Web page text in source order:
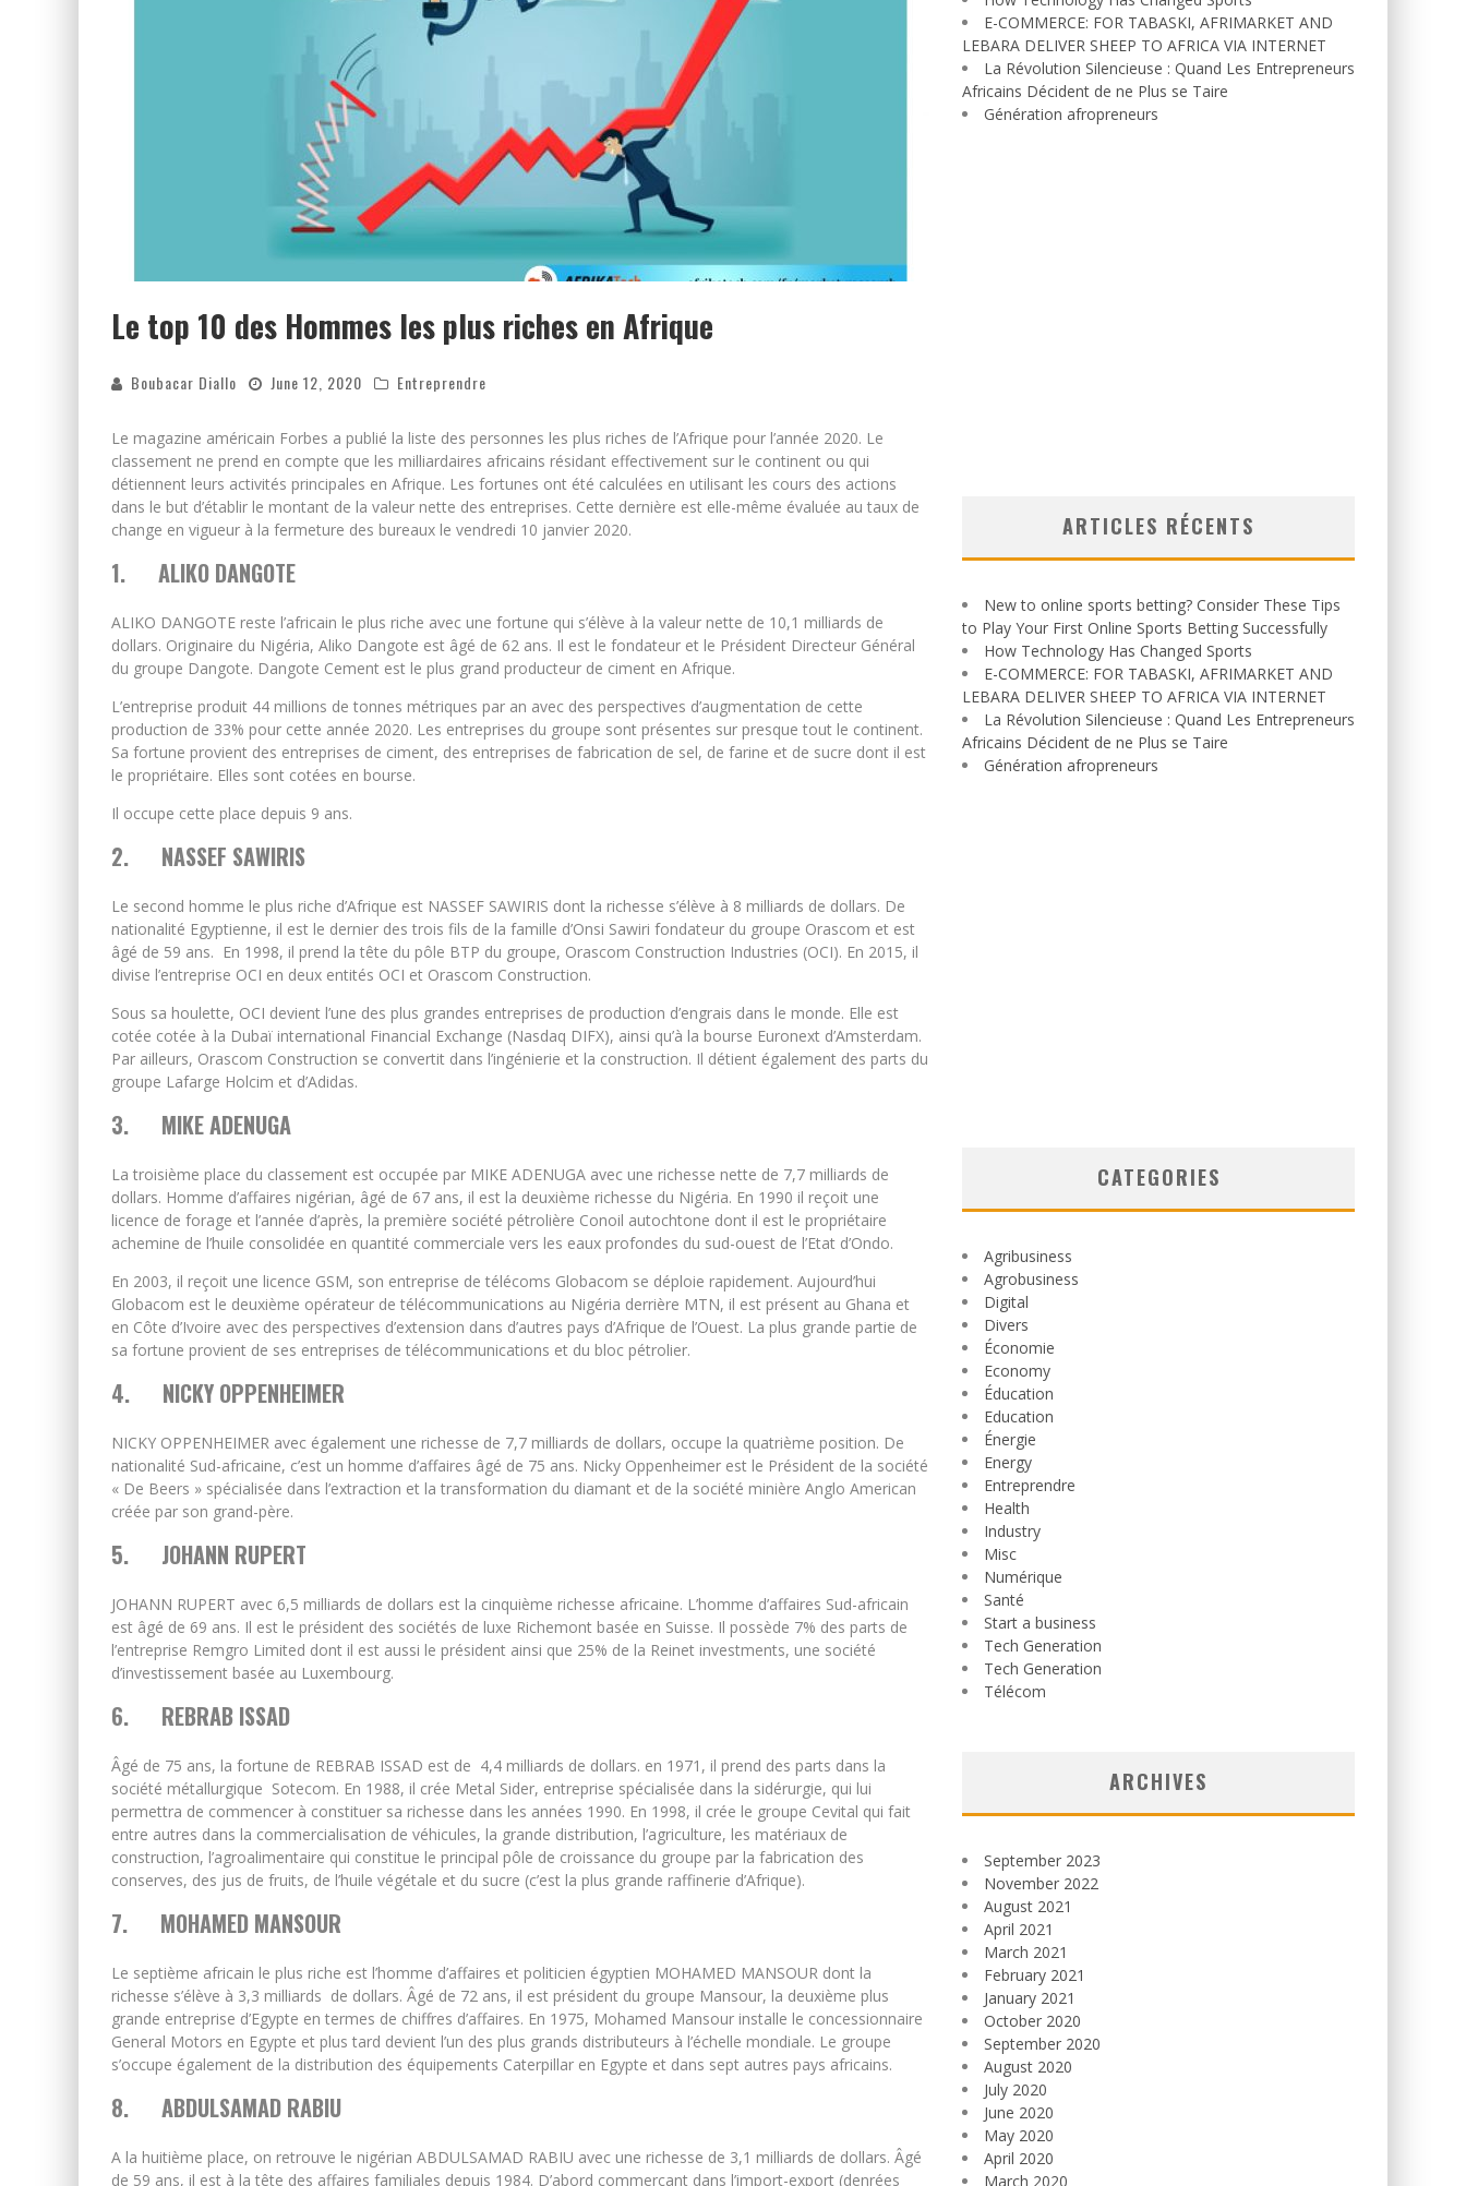
Le top 10 des Hommes les plus riches en Afrique
Boubacar Diallo June 12, 2020 Entreprendre
Le magazine américain Forbes a publié la liste des personnes les plus riches de l’Afrique pour l’année 2020. Le
classement ne prend en compte que les milliardaires africains résidant effectivement sur le continent ou qui
détiennent leurs activités principales en Afrique. Les fortunes ont été calculées en utilisant les cours des actions
dans le but d’établir le montant de la valeur nette des entreprises. Cette dernière est elle-même évaluée au taux de
change en vigueur à la fermeture des bureaux le vendredi 10 janvier 2020.
1. ALIKO DANGOTE
ALIKO DANGOTE reste l’africain le plus riche avec une fortune qui s’élève à la valeur nette de 10,1 milliards de
dollars. Originaire du Nigéria, Aliko Dangote est âgé de 62 ans. Il est le fondateur et le Président Directeur Général
du groupe Dangote. Dangote Cement est le plus grand producteur de ciment en Afrique.
L’entreprise produit 44 millions de tonnes métriques par an avec des perspectives d’augmentation de cette
production de 33% pour cette année 2020. Les entreprises du groupe sont présentes sur presque tout le continent.
Sa fortune provient des entreprises de ciment, des entreprises de fabrication de sel, de farine et de sucre dont il est
le propriétaire. Elles sont cotées en bourse.
Il occupe cette place depuis 9 ans.
2. NASSEF SAWIRIS
Le second homme le plus riche d’Afrique est NASSEF SAWIRIS dont la richesse s’élève à 8 milliards de dollars. De
nationalité Egyptienne, il est le dernier des trois fils de la famille d’Onsi Sawiri fondateur du groupe Orascom et est
âgé de 59 ans. En 1998, il prend la tête du pôle BTP du groupe, Orascom Construction Industries (OCI). En 2015, il
divise l’entreprise OCI en deux entités OCI et Orascom Construction.
Sous sa houlette, OCI devient l’une des plus grandes entreprises de production d’engrais dans le monde. Elle est
cotée cotée à la Dubaï international Financial Exchange (Nasdaq DIFX), ainsi qu’à la bourse Euronext d’Amsterdam.
Par ailleurs, Orascom Construction se convertit dans l’ingénierie et la construction. Il détient également des parts du
groupe Lafarge Holcim et d’Adidas.
3. MIKE ADENUGA
La troisième place du classement est occupée par MIKE ADENUGA avec une richesse nette de 7,7 milliards de
dollars. Homme d’affaires nigérian, âgé de 67 ans, il est la deuxième richesse du Nigéria. En 1990 il reçoit une
licence de forage et l’année d’après, la première société pétrolière Conoil autochtone dont il est le propriétaire
achemine de l’huile consolidée en quantité commerciale vers les eaux profondes du sud-ouest de l’Etat d’Ondo.
En 2003, il reçoit une licence GSM, son entreprise de télécoms Globacom se déploie rapidement. Aujourd’hui
Globacom est le deuxième opérateur de télécommunications au Nigéria derrière MTN, il est présent au Ghana et
en Côte d’Ivoire avec des perspectives d’extension dans d’autres pays d’Afrique de l’Ouest. La plus grande partie de
sa fortune provient de ses entreprises de télécommunications et du bloc pétrolier.
4. NICKY OPPENHEIMER
NICKY OPPENHEIMER avec également une richesse de 7,7 milliards de dollars, occupe la quatrième position. De
nationalité Sud-africaine, c’est un homme d’affaires âgé de 75 ans. Nicky Oppenheimer est le Président de la société
« De Beers » spécialisée dans l’extraction et la transformation du diamant et de la société minière Anglo American
créée par son grand-père.
5. JOHANN RUPERT
JOHANN RUPERT avec 6,5 milliards de dollars est la cinquième richesse africaine. L’homme d’affaires Sud-africain
est âgé de 69 ans. Il est le président des sociétés de luxe Richemont basée en Suisse. Il possède 7% des parts de
l’entreprise Remgro Limited dont il est aussi le président ainsi que 25% de la Reinet investments, une société
d’investissement basée au Luxembourg.
6. REBRAB ISSAD
Âgé de 75 ans, la fortune de REBRAB ISSAD est de 4,4 milliards de dollars. en 1971, il prend des parts dans la
société métallurgique Sotecom. En 1988, il crée Metal Sider, entreprise spécialisée dans la sidérurgie, qui lui
permettra de commencer à constituer sa richesse dans les années 1990. En 1998, il crée le groupe Cevital qui fait
entre autres dans la commercialisation de véhicules, la grande distribution, l’agriculture, les matériaux de
construction, l’agroalimentaire qui constitue le principal pôle de croissance du groupe par la fabrication des
conserves, des jus de fruits, de l’huile végétale et du sucre (c’est la plus grande raffinerie d’Afrique).
7. MOHAMED MANSOUR
Le septième africain le plus riche est l’homme d’affaires et politicien égyptien MOHAMED MANSOUR dont la
richesse s’élève à 3,3 milliards de dollars. Âgé de 72 ans, il est président du groupe Mansour, la deuxième plus
grande entreprise d’Egypte en termes de chiffres d’affaires. En 1975, Mohamed Mansour installe le concessionnaire
General Motors en Egypte et plus tard devient l’un des plus grands distributeurs à l’échelle mondiale. Le groupe
s’occupe également de la distribution des équipements Caterpillar en Egypte et dans sept autres pays africains.
8. ABDULSAMAD RABIU
A la huitième place, on retrouve le nigérian ABDULSAMAD RABIU avec une richesse de 3,1 milliards de dollars. Âgé
de 59 ans, il est à la tête des affaires familiales depuis 1984. D’abord commerçant dans l’import-export (denrées
E-COMMERCE: FOR TABASKI, AFRIMARKET AND
LEBARA DELIVER SHEEP TO AFRICA VIA INTERNET
La Révolution Silencieuse : Quand Les Entrepreneurs
Africains Décident de ne Plus se Taire
Génération afropreneurs
ARTICLES RÉCENTS
New to online sports betting? Consider These Tips
to Play Your First Online Sports Betting Successfully
How Technology Has Changed Sports
E-COMMERCE: FOR TABASKI, AFRIMARKET AND
LEBARA DELIVER SHEEP TO AFRICA VIA INTERNET
La Révolution Silencieuse : Quand Les Entrepreneurs
Africains Décident de ne Plus se Taire
Génération afropreneurs
CATEGORIES
Agribusiness
Agrobusiness
Digital
Divers
Économie
Economy
Éducation
Education
Énergie
Energy
Entreprendre
Health
Industry
Misc
Numérique
Santé
Start a business
Tech Generation
Tech Generation
Télécom
ARCHIVES
September 2023
November 2022
August 2021
April 2021
March 2021
February 2021
January 2021
October 2020
September 2020
August 2020
July 2020
June 2020
May 2020
April 2020
March 2020